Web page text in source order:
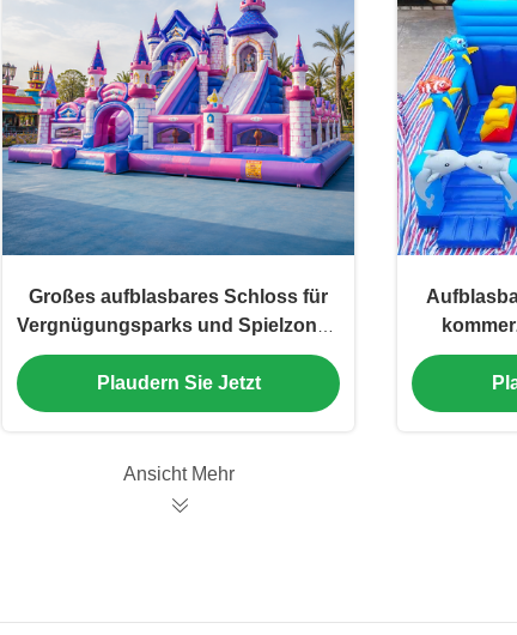
Großes aufblasbares Schloss für
Vergnügungsparks und Spielzonen
im Freien
Plaudern Sie Jetzt
Ansicht Mehr